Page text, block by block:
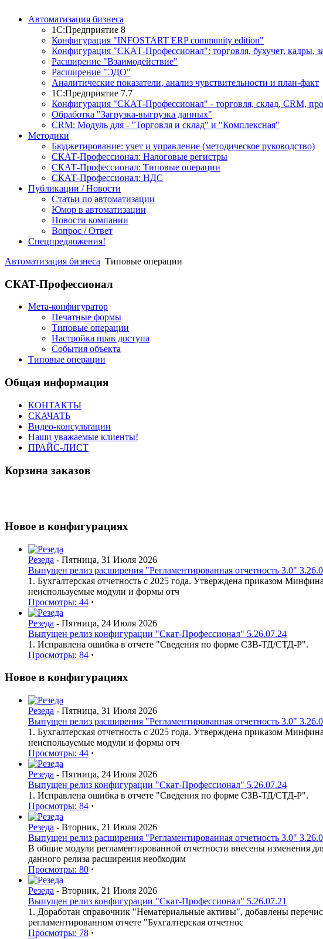
Автоматизация бизнеса
1С:Предприятие 8
Конфигурация "INFOSTART ERP community edition"
Конфигурация "СКАТ-Профессионал": торговля, бухучет, кадры,
Расширение "Взаимодействие"
Расширение "ЭДО"
Аналитические показатели, анализ чувствительности и план-факт
1С:Предприятие 7.7
Конфигурация "СКАТ-Профессионал" - торговля, склад, CRM,
Обработка "Загрузка-выгрузка данных"
CRM: Модуль для - "Торговля и склад" и "Комплексная"
Методики
Бюджетирование: учет и управление (методическое руководство)
СКАТ-Профессионал: Налоговые регистры
СКАТ-Профессионал: Типовые операции
СКАТ-Профессионал: НДС
Публикации / Новости
Статьи по автоматизации
Юмор в автоматизации
Новости компании
Вопрос / Ответ
Спецпредложения!
Автоматизация бизнеса Типовые операции
СКАТ-Профессионал
Мета-конфигуратор
Печатные формы
Типовые операции
Настройка прав доступа
События объекта
Типовые операции
Общая информация
КОНТАКТЫ
СКАЧАТЬ
Видео-консультации
Наши уважаемые клиенты!
ПРАЙС-ЛИСТ
Корзина заказов
Новое в конфигурациях
Резеда - Пятница, 31 Июля 2026
Выпущен релиз расширения "Регламентированная отчетность 3.0"
1. Бухгалтерская отчетность с 2025 года. Утверждена приказом
неиспользуемые модули и формы отч
Просмотры: 44 ·
Резеда - Пятница, 24 Июля 2026
Выпущен релиз конфигурации "Скат-Профессионал" 5.26.07.24
1. Исправлена ошибка в отчете "Сведения по форме СЗВ-ТД/СТД-Р".
Просмотры: 84 ·
Новое в конфигурациях
Резеда - Пятница, 31 Июля 2026
Выпущен релиз расширения "Регламентированная отчетность 3.0"
1. Бухгалтерская отчетность с 2025 года. Утверждена приказом
неиспользуемые модули и формы отч
Просмотры: 44 ·
Резеда - Пятница, 24 Июля 2026
Выпущен релиз конфигурации "Скат-Профессионал" 5.26.07.24
1. Исправлена ошибка в отчете "Сведения по форме СЗВ-ТД/СТД-Р".
Просмотры: 84 ·
Резеда - Вторник, 21 Июля 2026
Выпущен релиз расширения "Регламентированная отчетность 3.0"
В общие модули регламентированной отчетности внесены изменения
данного релиза расширения необходим
Просмотры: 80 ·
Резеда - Вторник, 21 Июля 2026
Выпущен релиз конфигурации "Скат-Профессионал" 5.26.07.21
1. Доработан справочник "Нематериальные активы", добавлены
регламентированном отчете "Бухгалтерская отчетнос
Просмотры: 78 ·